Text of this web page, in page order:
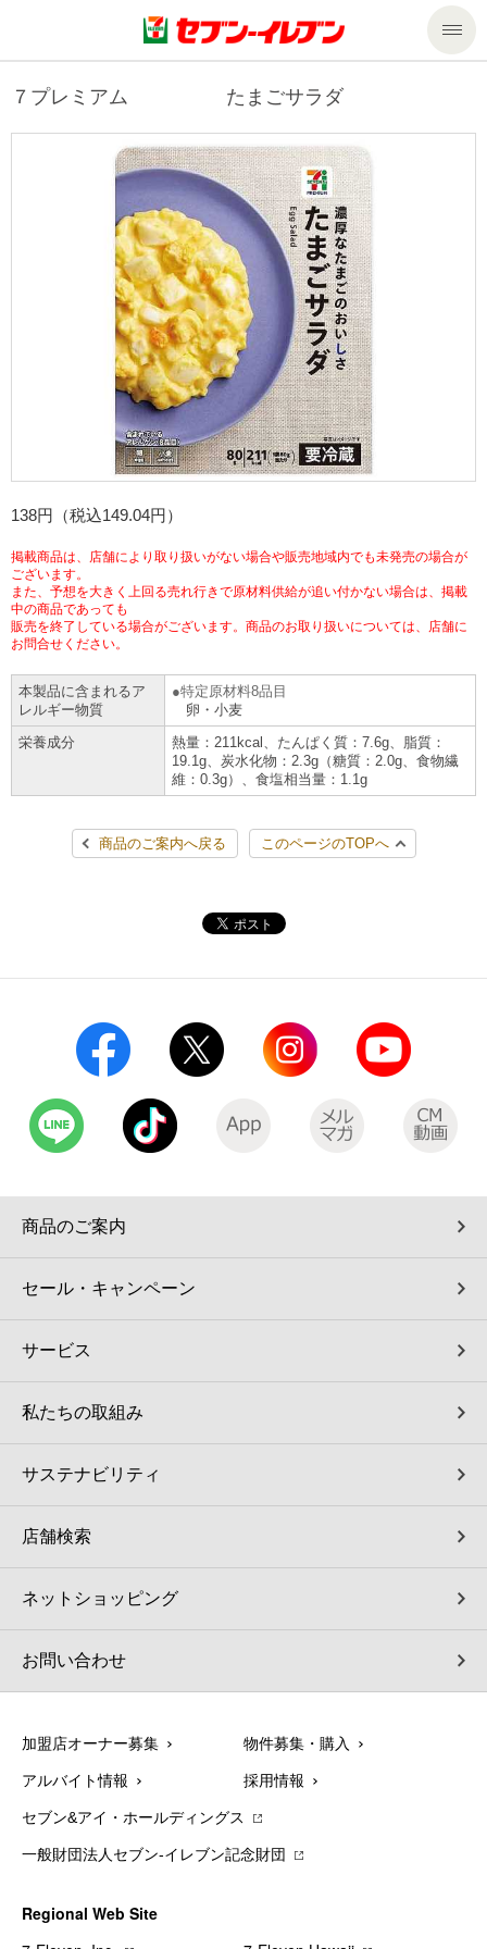
商品のご案内
商品のご案内トップ
商品カテゴリ一覧
セブンプレミアム
食の安全・安心への取組み
ギフト
プリペイドカード・金券
ニンテンドー・ダウンロードカード
セール・キャンペーン
サービストップ
nanacoトップ
マルチコピー機でできること
マルチコピー機でできることトップ
コピー
プリント
スキャン
ファクス
学び・教育
便利なサービス
宅配便
切手・はがき・印紙
セブン銀行ATM
ご利用可能なお支払い方法
宅配ロッカー（店舗限定）
自転車シェアリング（店舗限定）
チケットサービス
セブンチケット
チケットぴあ
イープラス
セブン‐イレブンでお受取り
タワーレコード
セブンネットショッピング
停電時のサービス停止のお知らせ
企業情報トップ
ニュースリリース
企業理念
会社概要
貸借対照表・損益計算書
沿革
売上高、店舗数推移
セブン-イレブンの横顔
セブン-イレブンの歴史
私たちの取組み
サステナビリティ
サステナビリティトップ
セブン＆アイ・ホールディングスの重点課題
サステナビリティ活動基本方針
サステナビリティ推進体制
GREEN CHALLENGE 2050
サステナビリティニュース
加盟店オーナー募集 物件募集・購入
アルバイト情報
お問い合わせ
Language
中文[繁體字](服務)
７プレミアム たまごサラダ
138円（税込149.04円）
掲載商品は、店舗により取り扱いがない場合や販売地域内でも未発売の場合が
ございます。
また、予想を大きく上回る売れ行きで原材料供給が追い付かない場合は、掲載
中の商品であっても
販売を終了している場合がございます。商品のお取り扱いについては、店舗に
お問合せください。
本製品に含まれるア
レルギー物質
特定原材料8品目
卵・小麦
栄養成分
熱量：211kcal、たんぱく質：7.6g、脂質：
19.1g、炭水化物：2.3g（糖質：2.0g、食物繊
維：0.3g）、食塩相当量：1.1g
商品のご案内へ戻る このページのTOPへ
商品のご案内
セール・キャンペーン
サービス
私たちの取組み
サステナビリティ
店舗検索
ネットショッピング
お問い合わせ
加盟店オーナー募集 物件募集・購入
アルバイト情報 採用情報
セブン&アイ・ホールディングス
一般財団法人セブン-イレブン記念財団
Regional Web Site